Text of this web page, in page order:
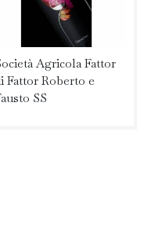
Agricola Fattor
Fattor Roberto e
SS